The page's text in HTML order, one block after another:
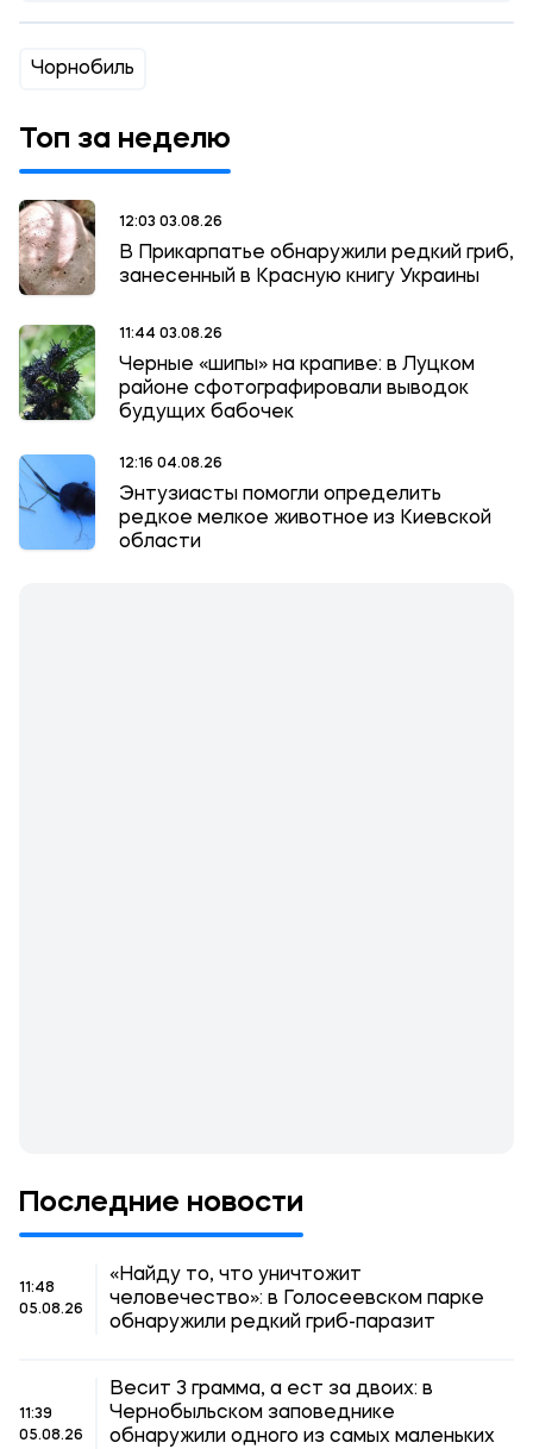
Чорнобиль
Топ за неделю
12:03 03.08.26
В Прикарпатье обнаружили редкий гриб,
занесенный в Красную книгу Украины
11:44 03.08.26
Черные «шипы» на крапиве: в Луцком
районе сфотографировали выводок
будущих бабочек
12:16 04.08.26
Энтузиасты помогли определить
редкое мелкое животное из Киевской
области
Последние новости
11:48
05.08.26
«Найду то, что уничтожит
человечество»: в Голосеевском парке
обнаружили редкий гриб-паразит
11:39
05.08.26
Весит 3 грамма, а ест за двоих: в
Чернобыльском заповеднике
обнаружили одного из самых маленьких